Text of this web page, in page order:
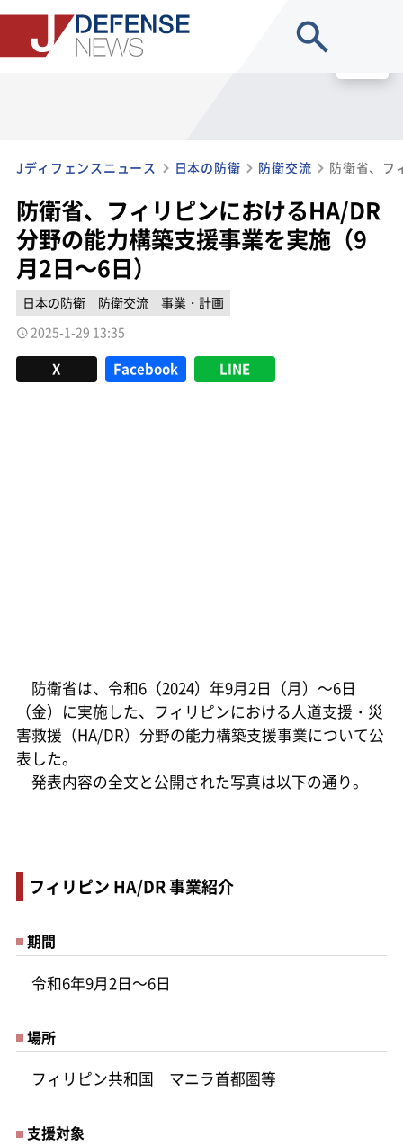
Jディフェンスニュース 日本の防衛 防衛交流
防衛省、フィリピンにおけるHA/DR
分野の能力構築支援事業を実施（9
月2日～6日）
日本の防衛 防衛交流
事業・計画
2025-1-29 13:35
X Facebook LINE
防衛省は、令和6（2024）年9月2日（月）～6日
（金）に実施した、フィリピンにおける人道支援・災
害救援（HA/DR）分野の能力構築支援事業について公
表した。
発表内容の全文と公開された写真は以下の通り。
フィリピン HA/DR 事業紹介
期間
令和6年9月2日～6日
場所
フィリピン共和国 マニラ首都圏等
支援対象